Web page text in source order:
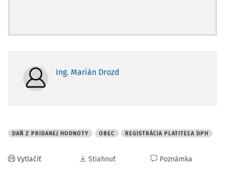
Ing. Marián Drozd
DAŇ Z PRIDANEJ HODNOTY OBEC REGISTRÁCIA PLATITEĽA DPH
Vytlačiť Stiahnuť Poznámka